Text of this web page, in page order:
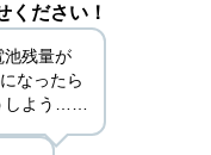
ください！
池残量が
なったら
しよう……